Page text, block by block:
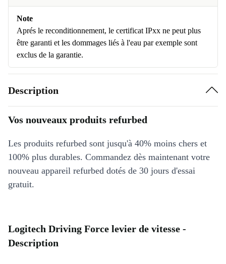
Note
Aprés le reconditionnement, le certificat IPxx ne peut plus
être garanti et les dommages liés à l'eau par exemple sont
exclus de la garantie.
Description
Vos nouveaux produits refurbed
Les produits refurbed sont jusqu'à 40% moins chers et
100% plus durables. Commandez dès maintenant votre
nouveau appareil refurbed dotés de 30 jours d'essai
gratuit.
Logitech Driving Force levier de vitesse -
Description